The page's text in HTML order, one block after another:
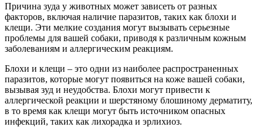
Причина зуда у животных может зависеть от разных
факторов, включая наличие паразитов, таких как блохи и
клещи. Эти мелкие создания могут вызывать серьезные
проблемы для вашей собаки, приводя к различным кожным
заболеваниям и аллергическим реакциям.
Блохи и клещи – это одни из наиболее распространенных
паразитов, которые могут появиться на коже вашей собаки,
вызывая зуд и неудобства. Блохи могут привести к
аллергической реакции и шерстяному блошиному дерматиту,
в то время как клещи могут быть источником опасных
инфекций, таких как лихорадка и эрлихиоз.